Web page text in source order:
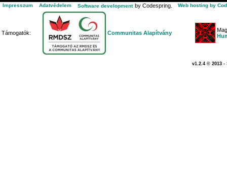
Impresszum Adatvédelem Software development by Codespring. Web hosting by
Támogatók: Communitas Alapítvány
v1.2.4 © 2013